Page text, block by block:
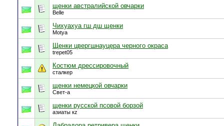
щенки австралийской овчарки
Belle
Чихуахуа гш дш щенки
Motya
Щенки цвергшнауцера черного окраса
trepet05
Костюм дрессировочный
сталкер
щенки немецкой овчарки
Свет-а
щенки русской псовой борзой
азиаты кz